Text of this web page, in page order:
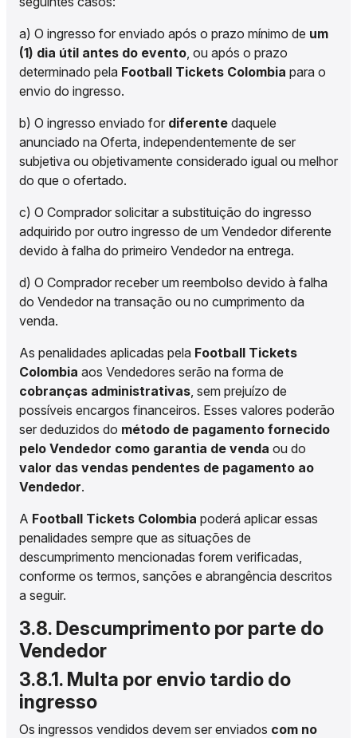
a) O ingresso for enviado após o prazo mínimo de um
(1) dia útil antes do evento, ou após o prazo
determinado pela Football Tickets Colombia para o
envio do ingresso.
b) O ingresso enviado for diferente daquele
anunciado na Oferta, independentemente de ser
subjetiva ou objetivamente considerado igual ou melhor
do que o ofertado.
c) O Comprador solicitar a substituição do ingresso
adquirido por outro ingresso de um Vendedor diferente
devido à falha do primeiro Vendedor na entrega.
d) O Comprador receber um reembolso devido à falha
do Vendedor na transação ou no cumprimento da
venda.
As penalidades aplicadas pela Football Tickets
Colombia aos Vendedores serão na forma de
cobranças administrativas, sem prejuízo de
possíveis encargos financeiros. Esses valores poderão
ser deduzidos do método de pagamento fornecido
pelo Vendedor como garantia de venda ou do
valor das vendas pendentes de pagamento ao
Vendedor.
A Football Tickets Colombia poderá aplicar essas
penalidades sempre que as situações de
descumprimento mencionadas forem verificadas,
conforme os termos, sanções e abrangência descritos
a seguir.
3.8. Descumprimento por parte do
Vendedor
3.8.1. Multa por envio tardio do
ingresso
Os ingressos vendidos devem ser enviados com no